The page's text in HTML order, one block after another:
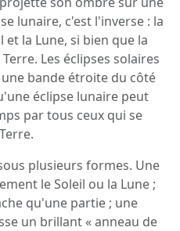
lunaire, c'est l'inverse : la
et la Lune, si bien que la
Les éclipses solaires
bande étroite du côté
éclipse lunaire peut
par tous ceux qui se
plusieurs formes. Une
le Soleil ou la Lune ;
qu'une partie ; une
un brillant « anneau de